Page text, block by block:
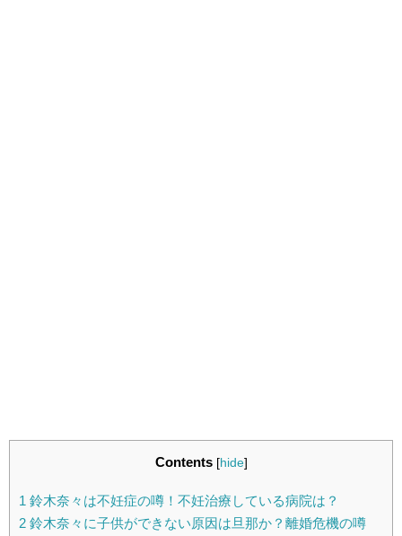
Contents [hide]
1 鈴木奈々は不妊症の噂！不妊治療している病院は？
2 鈴木奈々に子供ができない原因は旦那か？離婚危機の噂